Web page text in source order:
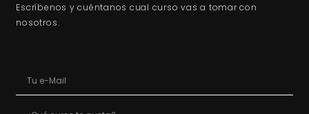
Escríbenos y cuéntanos cual curso vas a tomar con
nosotros.